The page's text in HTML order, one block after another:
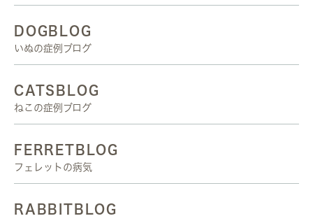
DOGBLOG
いぬの症例ブログ
CATSBLOG
ねこの症例ブログ
FERRETBLOG
フェレットの病気
RABBITBLOG